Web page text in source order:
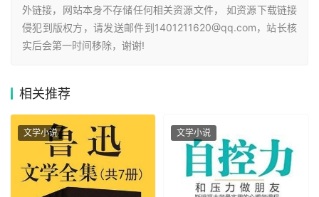
外链接，网站本身不存储任何相关资源文件， 如资源下载链接
侵犯到版权方，请发送邮件到1401211620@qq.com，站长核
实后会第一时间移除，谢谢!
相关推荐
文学小说 文学小说